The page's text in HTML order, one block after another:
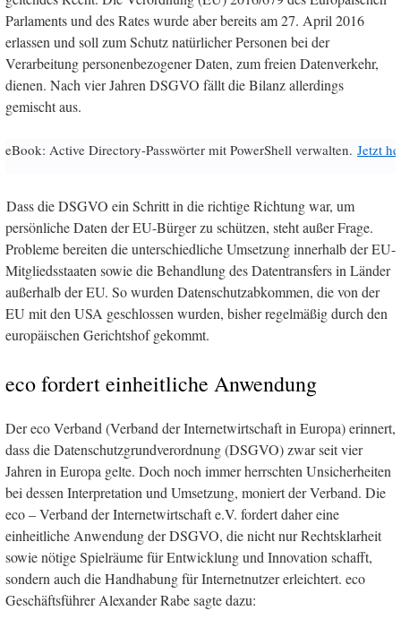
Parlaments und des Rates wurde aber bereits am 27. April 2016
erlassen und soll zum Schutz natürlicher Personen bei der
Verarbeitung personenbezogener Daten, zum freien Datenverkehr,
dienen. Nach vier Jahren DSGVO fällt die Bilanz allerdings
gemischt aus.
eBook: Active Directory-Passwörter mit PowerShell verwalten. Jetzt
Dass die DSGVO ein Schritt in die richtige Richtung war, um
persönliche Daten der EU-Bürger zu schützen, steht außer Frage.
Probleme bereiten die unterschiedliche Umsetzung innerhalb der EU-
Mitgliedsstaaten sowie die Behandlung des Datentransfers in Länder
außerhalb der EU. So wurden Datenschutzabkommen, die von der
EU mit den USA geschlossen wurden, bisher regelmäßig durch den
europäischen Gerichtshof gekommt.
eco fordert einheitliche Anwendung
Der eco Verband (Verband der Internetwirtschaft in Europa) erinnert,
dass die Datenschutzgrundverordnung (DSGVO) zwar seit vier
Jahren in Europa gelte. Doch noch immer herrschten Unsicherheiten
bei dessen Interpretation und Umsetzung, moniert der Verband. Die
eco – Verband der Internetwirtschaft e.V. fordert daher eine
einheitliche Anwendung der DSGVO, die nicht nur Rechtsklarheit
sowie nötige Spielräume für Entwicklung und Innovation schafft,
sondern auch die Handhabung für Internetnutzer erleichtert. eco
Geschäftsführer Alexander Rabe sagte dazu: